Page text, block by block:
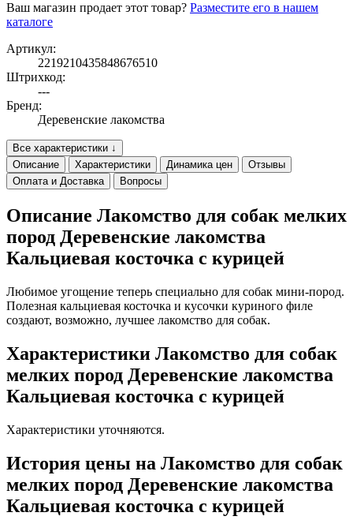
Ваш магазин продает этот товар? Разместите его в нашем
каталоге
Артикул:
2219210435848676510
Штрихкод:
---
Бренд:
Деревенские лакомства
Все характеристики ↓
Описание
Характеристики Динамика цен
Отзывы
Оплата и Доставка
Вопросы
Описание Лакомство для собак мелких
пород Деревенские лакомства
Кальциевая косточка с курицей
Любимое угощение теперь специально для собак мини-пород.
Полезная кальциевая косточка и кусочки куриного филе
создают, возможно, лучшее лакомство для собак.
Характеристики Лакомство для собак
мелких пород Деревенские лакомства
Кальциевая косточка с курицей
Характеристики уточняются.
История цены на Лакомство для собак
мелких пород Деревенские лакомства
Кальциевая косточка с курицей